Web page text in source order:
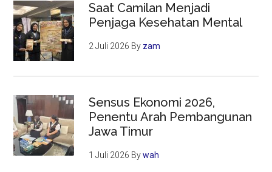
Saat Camilan Menjadi
Penjaga Kesehatan Mental
2 Juli 2026 By zam
Sensus Ekonomi 2026,
Penentu Arah Pembangunan
Jawa Timur
1 Juli 2026 Bywah